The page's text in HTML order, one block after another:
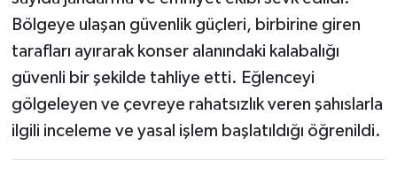
Bölgeye ulaşan güvenlik güçleri, birbirine giren
tarafları ayırarak konser alanındaki kalabalığı
güvenli bir şekilde tahliye etti. Eğlenceyi
gölgeleyen ve çevreye rahatsızlık veren şahıslarla
ilgili inceleme ve yasal işlem başlatıldığı öğrenildi.